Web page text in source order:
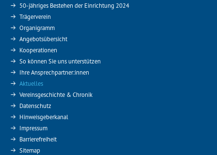
50-jähriges Bestehen der Einrichtung 2024
Trägerverein
Organigramm
Angebotsübersicht
Kooperationen
So können Sie uns unterstützen
Ihre Ansprechpartner:innen
Aktuelles
Vereinsgeschichte & Chronik
Datenschutz
Hinweisgeberkanal
Impressum
Barrierefreiheit
Sitemap